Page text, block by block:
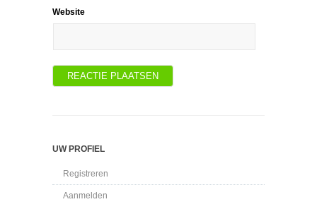
Website
UW PROFIEL
Registreren
Aanmelden